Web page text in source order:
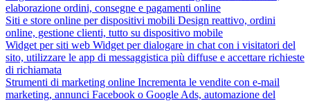
elaborazione ordini, consegne e pagamenti online
Siti e store online per dispositivi mobili Design reattivo, ordini
online, gestione clienti, tutto su dispositivo mobile
Widget per siti web Widget per dialogare in chat con i visitatori del
sito, utilizzare le app di messaggistica più diffuse e accettare richieste
di richiamata
Strumenti di marketing online Incrementa le vendite con e-mail
marketing, annunci Facebook o Google Ads, automazione del